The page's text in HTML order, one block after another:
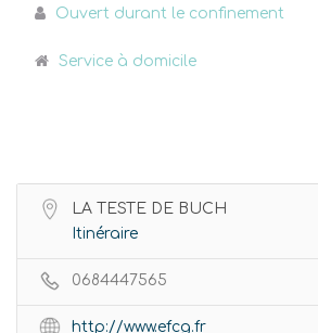
Ouvert durant le confinement
Service à domicile
LA TESTE DE BUCH
Itinéraire
0684447565
http://www.efcg.fr